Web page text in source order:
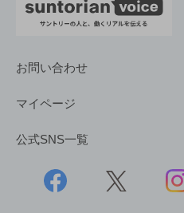
お問い合わせ
マイページ
公式SNS一覧